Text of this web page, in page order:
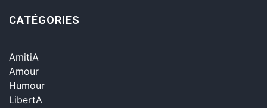
CATÉGORIES
AmitiA
Amour
Humour
LibertA